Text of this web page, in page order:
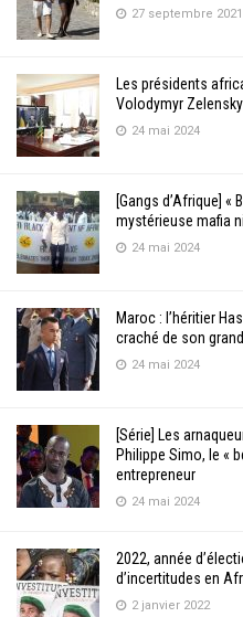
27 septembre 2021
Les présidents
Volodymyr Zelensky
24 mai 2024
[Gangs d’Afrique] «
mystérieuse mafia
24 mai 2024
Maroc : l’héritier
craché de son
24 mai 2024
[Série] Les
Philippe Simo, le «
entrepreneur
24 mai 2024
2022, année
d’incertitudes en
2 janvier 2022